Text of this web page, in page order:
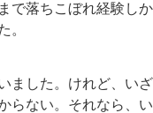
で落ちこぼれ経験しか
。
ました。けれど、いざ
らない。それなら、い